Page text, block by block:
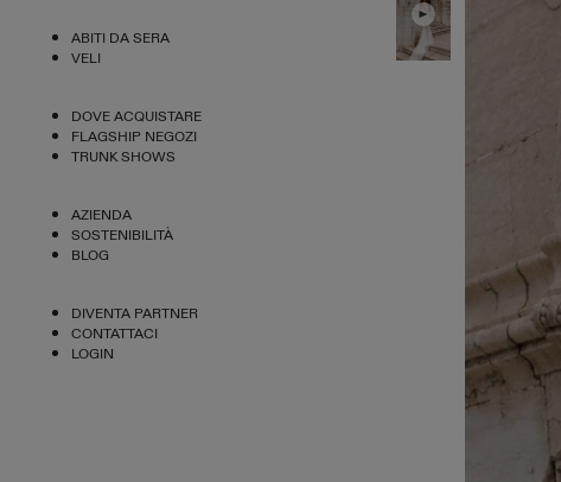
ABITI DA SERA
VELI
DOVE ACQUISTARE
FLAGSHIP NEGOZI
TRUNK SHOWS
AZIENDA
SOSTENIBILITÀ
BLOG
DIVENTA PARTNER
CONTATTACI
LOGIN